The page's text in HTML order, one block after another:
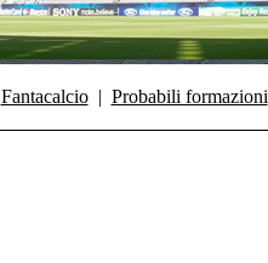
Fantacalcio| Probabili formazioni